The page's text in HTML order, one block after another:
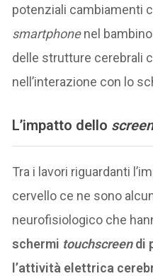
potenziali cambiamenti
smartphonenel
delle strutture cerebrali
nell’interazione con lo
L’impatto dello
Tra i lavori riguardanti
cervello ce ne sono
neurofisiologico che
schermi touchscreendi
l’attività elettrica